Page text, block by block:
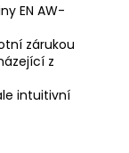
EN AW-
zárukou
z
intuitivní